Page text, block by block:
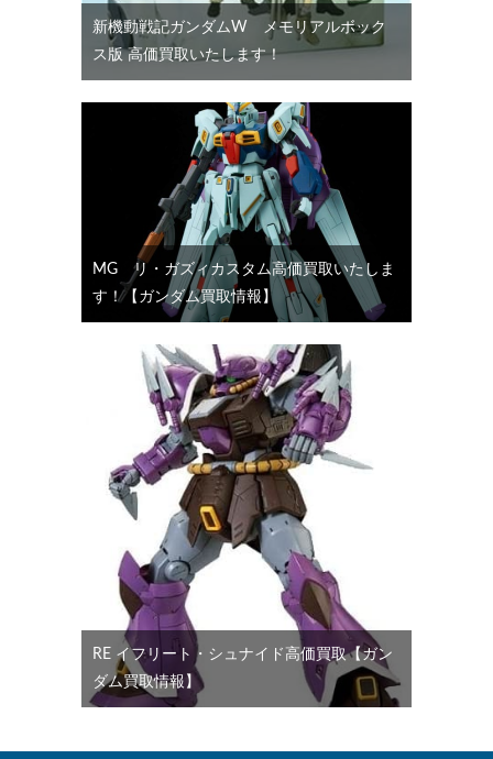
新機動戦記ガンダムW メモリアルボック
ス版 高価買取いたします！
MG リ・ガズィカスタム高価買取いたしま
す！【ガンダム買取情報】
RE イフリート・シュナイド高価買取【ガン
ダム買取情報】